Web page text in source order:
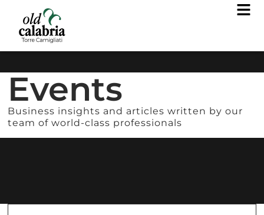
Events
Business insights and articles written by our
team of world-class professionals